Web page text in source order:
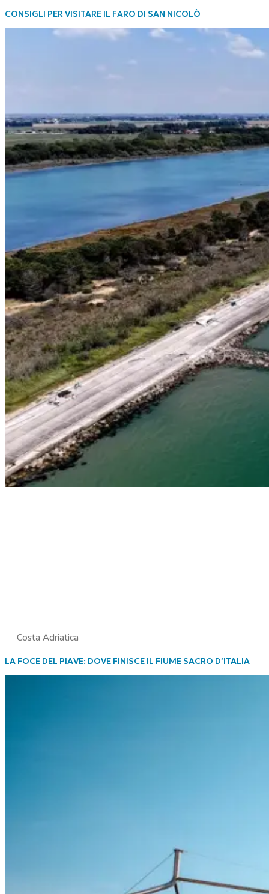
CONSIGLI PER VISITARE IL FARO DI SAN NICOLÒ
Costa Adriatica
LA FOCE DEL PIAVE: DOVE FINISCE IL FIUME SACRO D’ITALIA